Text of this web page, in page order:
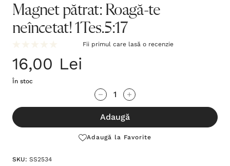
Magnet pătrat: Roagă-te
neîncetat! 1Tes.5:17
Fii primul care lasă o recenzie
16,00 Lei
În stoc
te!
Stocul
Adaugă
Adaugă la Favorite
SKU: SS2534